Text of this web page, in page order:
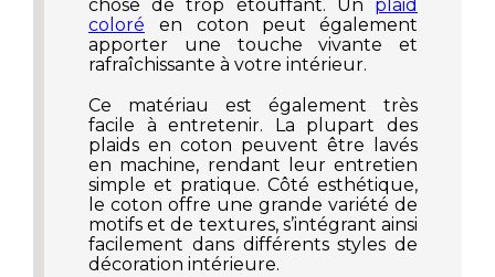
chose de trop étouffant. Un plaid
coloré
en coton peut également
apporter une touche vivante et
rafraîchissante à votre intérieur.
Ce matériau est également très
facile à entretenir. La plupart des
plaids en coton peuvent être lavés
en machine, rendant leur entretien
simple et pratique. Côté esthétique,
le coton offre une grande variété de
motifs et de textures, s’intégrant ainsi
facilement dans différents styles de
décoration intérieure.